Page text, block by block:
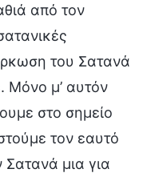
από τον
του Σατανά
Μόνο μ’ αυτόν
στο σημείο
τον εαυτό
μια για